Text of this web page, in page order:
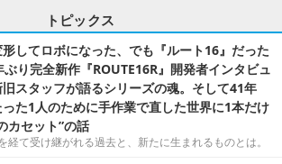
トピックス
してロボになった、でも『ルート16』だった
り完全新作『ROUTE16R』開発者インタビュ
旧スタッフが語るシリーズの魂。そして41年
た1人のために手作業で直した世界に1本だけ
カセット”の話
経て受け継がれる過去と、新たに生まれるものとは。